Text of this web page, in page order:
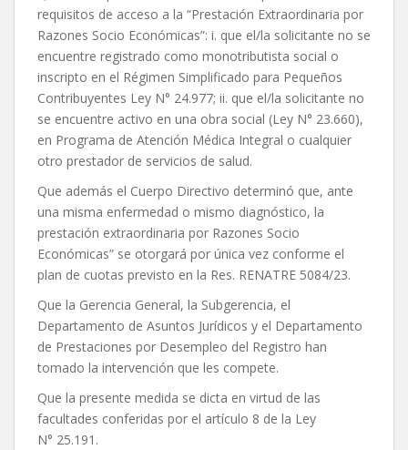
requisitos de acceso a la “Prestación Extraordinaria por
Razones Socio Económicas”: i. que el/la solicitante no se
encuentre registrado como monotributista social o
inscripto en el Régimen Simplificado para Pequeños
Contribuyentes Ley N° 24.977; ii. que el/la solicitante no
se encuentre activo en una obra social (Ley N° 23.660),
en Programa de Atención Médica Integral o cualquier
otro prestador de servicios de salud.
Que además el Cuerpo Directivo determinó que, ante
una misma enfermedad o mismo diagnóstico, la
prestación extraordinaria por Razones Socio
Económicas” se otorgará por única vez conforme el
plan de cuotas previsto en la Res. RENATRE 5084/23.
Que la Gerencia General, la Subgerencia, el
Departamento de Asuntos Jurídicos y el Departamento
de Prestaciones por Desempleo del Registro han
tomado la intervención que les compete.
Que la presente medida se dicta en virtud de las
facultades conferidas por el artículo 8 de la Ley
N° 25.191.